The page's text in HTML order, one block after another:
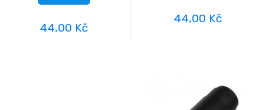
44,00 Kč
44,00 Kč